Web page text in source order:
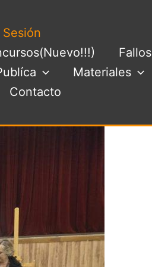
Fallos
Materiales
Contacto